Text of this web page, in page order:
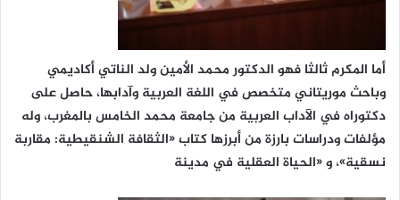
أما المكرم ثالثا فهو الدكتور محمد الأمين ولد الناتي أكاديمي
وباحث موريتاني متخصص في اللغة العربية وآدابها، حاصل على
دكتوراه في الآداب العربية من جامعة محمد الخامس بالمغرب، وله
مؤلفات ودراسات بارزة من أبرزها كتاب «الثقافة الشنقيطية: مقاربة
نسقية»، و «الحياة العقلية في مدينة